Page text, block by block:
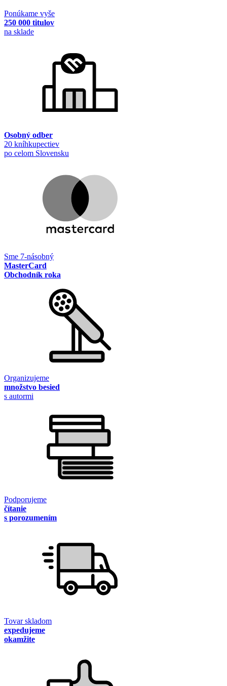
Ponúkame vyše
250 000 titulov
na sklade
Osobný odber
20 kníhkupectiev
po celom Slovensku
Sme 7-násobný
MasterCard
Obchodník roka
Organizujeme
množstvo besied
s autormi
Podporujeme
čítanie
s porozumením
Tovar skladom
expedujeme
okamžite